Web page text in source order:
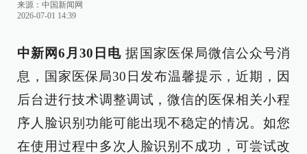
来源： 中国新闻网
2026-07-01 14:39
中新网6月30日电据国家医保局微信公众号消
息，国家医保局30日发布温馨提示，近期，因
后台进行技术调整调试，微信的医保相关小程
序人脸识别功能可能出现不稳定的情况。如您
在使用过程中多次人脸识别不成功，可尝试改